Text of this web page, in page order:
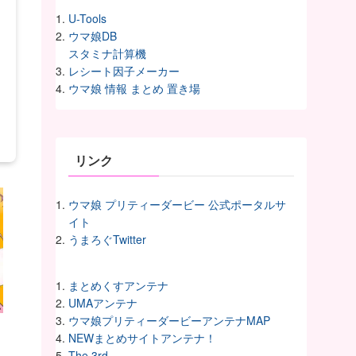
U-Tools
ウマ娘DB
スタミナ計算機
レシート因子メーカー
ウマ娘 情報 まとめ 置き場
リンク
ウマ娘 プリティーダービー 公式ポータルサ
イト
うまろぐTwitter
まとめくすアンテナ
UMAアンテナ
ウマ娘プリティーダービーアンテナMAP
NEWまとめサイトアンテナ！